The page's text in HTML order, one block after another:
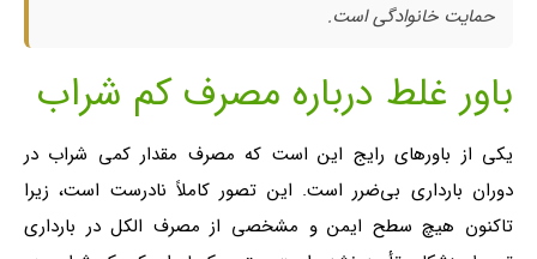
حمایت خانوادگی است.
باور غلط درباره مصرف کم شراب
یکی از باورهای رایج این است که مصرف مقدار کمی شراب در
دوران بارداری بی‌ضرر است. این تصور کاملاً نادرست است، زیرا
تاکنون هیچ سطح ایمن و مشخصی از مصرف الکل در بارداری